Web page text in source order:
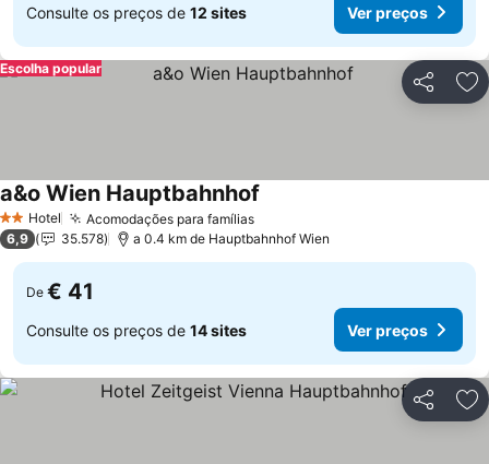
Consulte os preços de 12 sites Ver preços
Partilhar
Escolha popular
2 Estrelas
Hotel Acomodações para famílias
a&o Wien Hauptbahnhof
6,9 35.578 a 0.4 km de Hauptbahnhof Wien
De € 41
Consulte os preços de 14 sites Ver preços
Partilhar